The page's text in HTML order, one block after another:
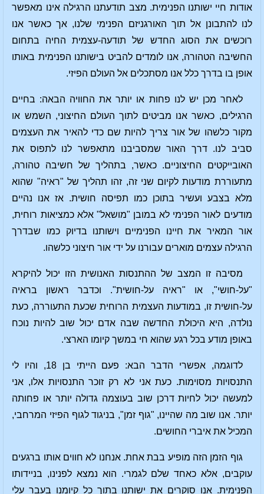
אודות חיי ישותנו הפנימית. מצב תודעתנו הרגילה אינו מאפשר
לנו להתבונן אל תוך האורגניזם הפנימי שלנו, אך כאשר אנו
רוכשים את הסוג החדש של תודעה-עצמית החיה בתחום
החשיבה הטהורה, אנו לומדים להביט בישותנו הפנימית באותו
אופן בו בדרך כלל אנו מסתכלים אל העולם הפיזי.
לאחר מכן יש לנו פחות או יותר את החוויה הבאה: בחיים
הרגילים, כאשר אנו מביטים לתוך העולם החיצוני, השמש או
מקור כלשהו של אור צריך להיות שם כדי להאיר את העצמים
סביב לנו. דרך האור שמסביבנו מתאפשר לנו לתפוס את
האובייקטים החיצוניים. כאשר, בתהליך של חשיבה טהורה,
מתעוררת מודעות לקיום שני זה, זהו תהליך של "ראיה" שהוא
מלא בצבע ועשיר בתוכן כמו תפיסה חושית. אז אנו נהיים
מודעים לאור הפנימי לא במובן "מושאל" אלא כמציאות רוחית,
אור המאיר את חיינו הפנימיים וישותנו בדיוק כמו שבדרך
הרגילה עצמים מוארים עבורנו על ידי אור חיצוני כלשהו.
מסיבה זו המצב של ההתנסות האנושית הזו יכול להיקרא
"על-חושי", או "ראיה על-חושית". וכדבר ראשון בראיה
על-חושית זו, במודעות העצמית הרוחית שכעת התעוררה, כעת
נולדה, היא היכולת החדשה שבה אדם יכול שוב להיות נוכח
באופן מודע בכל רגע שהוא חי במשך קיומו הארצי.
לדוגמה, אפשרי הדבר הבא: פעם הייתי בן 18, והיו לי
התנסויות מסוימות. כעת אני לא רק זוכר התנסויות אלו, אני
למעשה יכול לחיות דרכן שוב בעוצמה גדולה יותר או פחותה
יותר. אנו שוב מה שהיינו, "גוף זמן", בניגוד לגוף הפיזי המרחבי,
המכיל את איברי החושים.
גוף הזמן הזה מופיע בבת אחת. אנחנו לא חווים אותו ברגעים
עוקבים, אלא כאחד שלם לגמרי. הוא נמצא לפנינו, בניידותו
הפנימית. אנו סוקרים את ישותנו בתוך כל קיומנו בעבר עלי